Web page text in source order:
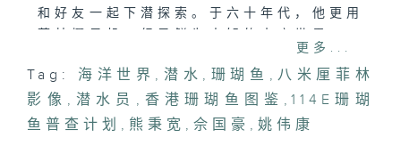
和好友一起下潜探索。于六十年代，他更用
大遍鱼群翩翩畅游的震撼景象，至今依然令
他毕生难忘。
同样热爱海洋的佘国豪（Stan），于2014
更多...
Tag: 海洋世界 , 潜水 , 珊瑚鱼 , 八米厘菲林
影像 , 潜水员 , 香港珊瑚鱼图鉴 ,114E珊瑚
鱼普查计划 , 熊秉宽 ,佘国豪 ,姚伟康